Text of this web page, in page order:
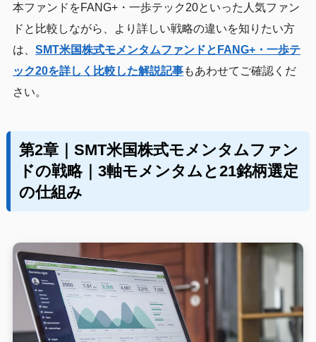
本ファンドをFANG+・一歩テック20といった人気ファン
ドと比較しながら、より詳しい戦略の違いを知りたい方
は、 SMT米国株式モメンタムファンドとFANG+・一歩テ
ック20を詳しく比較した解説記事もあわせてご確認くだ
さい。
第2章｜SMT米国株式モメンタムファン
ドの戦略｜3軸モメンタムと21銘柄選定
の仕組み